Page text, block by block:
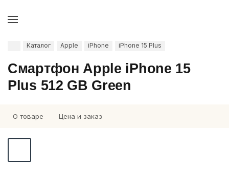
Каталог Apple iPhone iPhone 15 Plus
Смартфон Apple iPhone 15
Plus 512 GB Green
О товаре Цена и заказ